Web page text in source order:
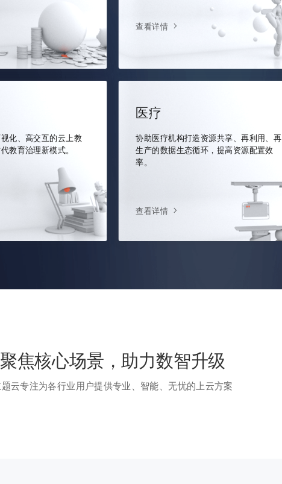
查看详情
化、高交互的云上教
教育治理新模式。
医疗
协助医疗机构打造资源共享、再利用、再
生产的数据生态循环，提高资源配置效
率。
查看详情
聚焦核心场景，助力数智升级
云专注为各行业用户提供专业、智能、无忧的上云方案